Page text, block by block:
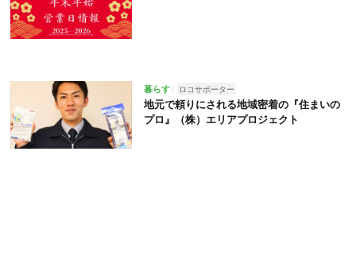
暮らす ロコサポーター
地元で頼りにされる地域密着の『住まいの
プロ』（株）エリアプロジェクト